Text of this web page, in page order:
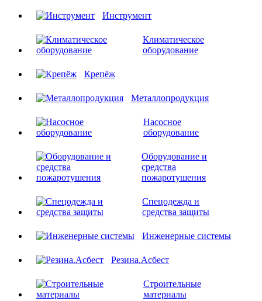
Инструмент
Климатическое
оборудование
Крепёж
Металлопродукция
Насосное
оборудование
Оборудование и
средства
пожаротушения
Спецодежда и
средства защиты
Инженерные системы
Резина.Асбест
Строительные
материалы